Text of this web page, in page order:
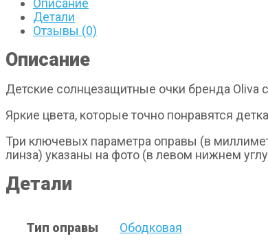
Описание
Детали
Отзывы (0)
Описание
Детские солнцезащитные очки бренда Oliva
Яркие цвета, которые точно понравятся
Три ключевых параметра оправы (в
линза) указаны на фото (в левом нижнем
Детали
Тип оправы Ободковая